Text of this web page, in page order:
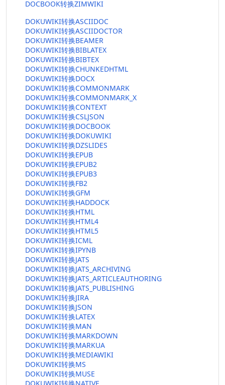
DOCBOOK转换ZIMWIKI
DOKUWIKI转换ASCIIDOC
DOKUWIKI转换ASCIIDOCTOR
DOKUWIKI转换BEAMER
DOKUWIKI转换BIBLATEX
DOKUWIKI转换BIBTEX
DOKUWIKI转换CHUNKEDHTML
DOKUWIKI转换DOCX
DOKUWIKI转换COMMONMARK
DOKUWIKI转换COMMONMARK_X
DOKUWIKI转换CONTEXT
DOKUWIKI转换CSLJSON
DOKUWIKI转换DOCBOOK
DOKUWIKI转换DOKUWIKI
DOKUWIKI转换DZSLIDES
DOKUWIKI转换EPUB
DOKUWIKI转换EPUB2
DOKUWIKI转换EPUB3
DOKUWIKI转换FB2
DOKUWIKI转换GFM
DOKUWIKI转换HADDOCK
DOKUWIKI转换HTML
DOKUWIKI转换HTML4
DOKUWIKI转换HTML5
DOKUWIKI转换ICML
DOKUWIKI转换IPYNB
DOKUWIKI转换JATS
DOKUWIKI转换JATS_ARCHIVING
DOKUWIKI转换JATS_ARTICLEAUTHORING
DOKUWIKI转换JATS_PUBLISHING
DOKUWIKI转换JIRA
DOKUWIKI转换JSON
DOKUWIKI转换LATEX
DOKUWIKI转换MAN
DOKUWIKI转换MARKDOWN
DOKUWIKI转换MARKUA
DOKUWIKI转换MEDIAWIKI
DOKUWIKI转换MS
DOKUWIKI转换MUSE